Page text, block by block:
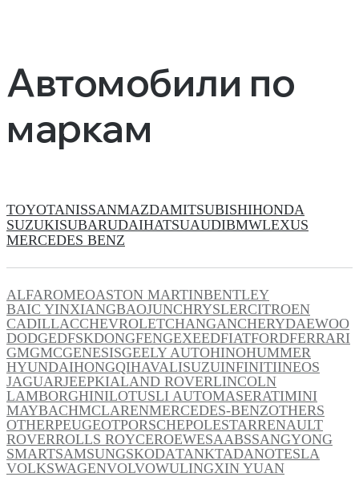
Автомобили по
маркам
TOYOTANISSANMAZDAMITSUBISHIHONDA
SUZUKISUBARUDAIHATSUAUDIBMWLEXUS
MERCEDES BENZ
ALFAROMEOASTON MARTINBENTLEY
BAIC YINXIANGBAOJUNCHRYSLERCITROEN
CADILLACCHEVROLETCHANGANCHERYDAEWOO
DODGEDFSKDONGFENGEXEEDFIATFORDFERRARI
GMGMCGENESISGEELY AUTOHINOHUMMER
HYUNDAIHONGQIHAVALISUZUINFINITIINEOS
JAGUARJEEPKIALAND ROVERLINCOLN
LAMBORGHINILOTUSLI AUTOMASERATIMINI
MAYBACHMCLARENMERCEDES-BENZOTHERS
OTHERPEUGEOTPORSCHEPOLESTARRENAULT
ROVERROLLS ROYCEROEWESAABSSANGYONG
SMARTSAMSUNGSKODATANKTADANOTESLA
VOLKSWAGENVOLVOWULINGXIN YUAN